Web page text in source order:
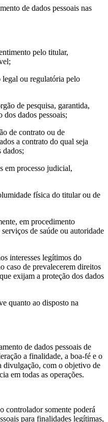
de dados pessoais nas
pelo titular,
ou regulatória pelo
de pesquisa, garantida,
dos dados pessoais;
de contrato ou de
a contrato do qual seja
dados;
em processo judicial,
física do titular ou de
em procedimento
de saúde ou autoridade
interesses legítimos do
caso de prevalecerem direitos
exijam a proteção dos dados
quanto ao disposto na
de dados pessoais de
a finalidade, a boa-fé e o
divulgação, com o objetivo de
em todas as operações.
controlador somente poderá
para finalidades legítimas,